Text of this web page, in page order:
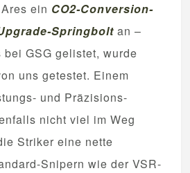
ein CO2-Conversion-
Springbolt an –
GSG gelistet, wurde
uns getestet. Einem
und Präzisions-
nicht viel im Weg
Striker eine nette
Snipern wie der VSR-